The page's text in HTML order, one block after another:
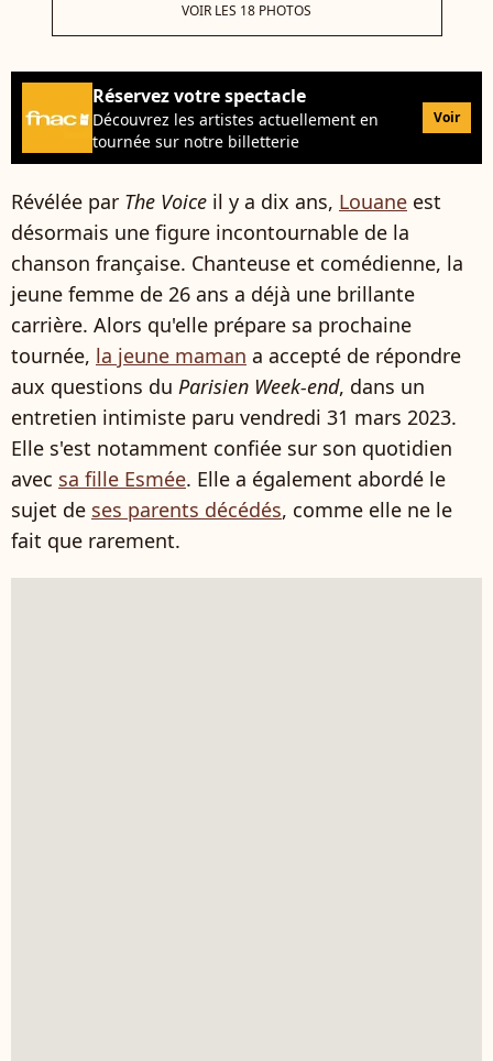
VOIR LES 18 PHOTOS
Réservez votre spectacle
Découvrez les artistes actuellement en
tournée sur notre billetterie
Voir
Révélée par The Voice il y a dix ans, Louane est
désormais une figure incontournable de la
chanson française. Chanteuse et comédienne, la
jeune femme de 26 ans a déjà une brillante
carrière. Alors qu'elle prépare sa prochaine
tournée, la jeune maman a accepté de répondre
aux questions du Parisien Week-end, dans un
entretien intimiste paru vendredi 31 mars 2023.
Elle s'est notamment confiée sur son quotidien
avec sa fille Esmée. Elle a également abordé le
sujet de ses parents décédés, comme elle ne le
fait que rarement.